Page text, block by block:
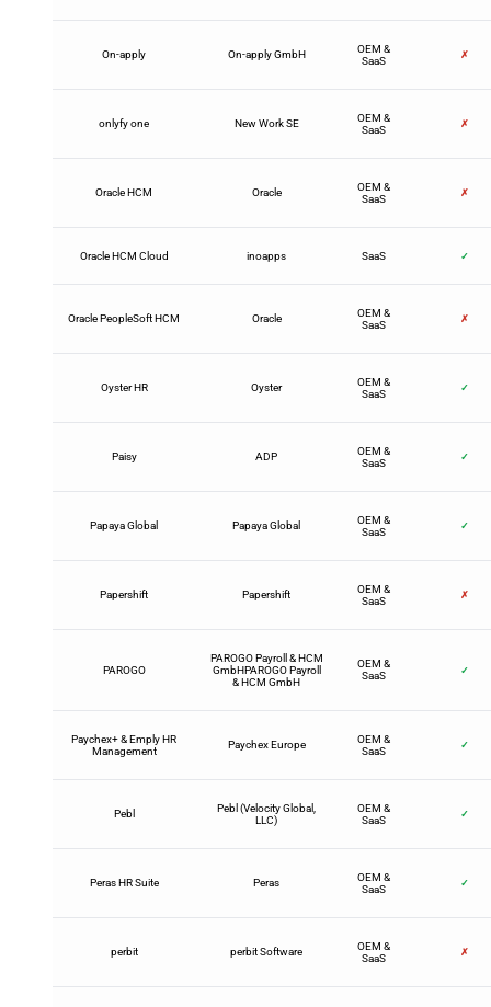
On-apply On-apply GmbH
OEM &
SaaS
✗
onlyfy one New Work SE
OEM &
SaaS
✗
Oracle HCM Oracle
OEM &
SaaS
✗
Oracle HCM Cloud inoapps SaaS ✓
Oracle PeopleSoft HCM Oracle
OEM &
SaaS
✗
Oyster HR Oyster
OEM &
SaaS
✓
Paisy ADP
OEM &
SaaS
✓
Papaya Global Papaya Global
OEM &
SaaS
✓
Papershift Papershift
OEM &
SaaS
✗
PAROGO
PAROGO Payroll & HCM
GmbHPAROGO Payroll
& HCM GmbH
OEM &
SaaS
✓
Paychex+ & Emply HR
Management
Paychex Europe
OEM &
SaaS
✓
Pebl
Pebl (Velocity Global,
LLC)
OEM &
SaaS
✓
Peras HR Suite Peras
OEM &
SaaS
✓
perbit perbit Software
OEM &
SaaS
✗